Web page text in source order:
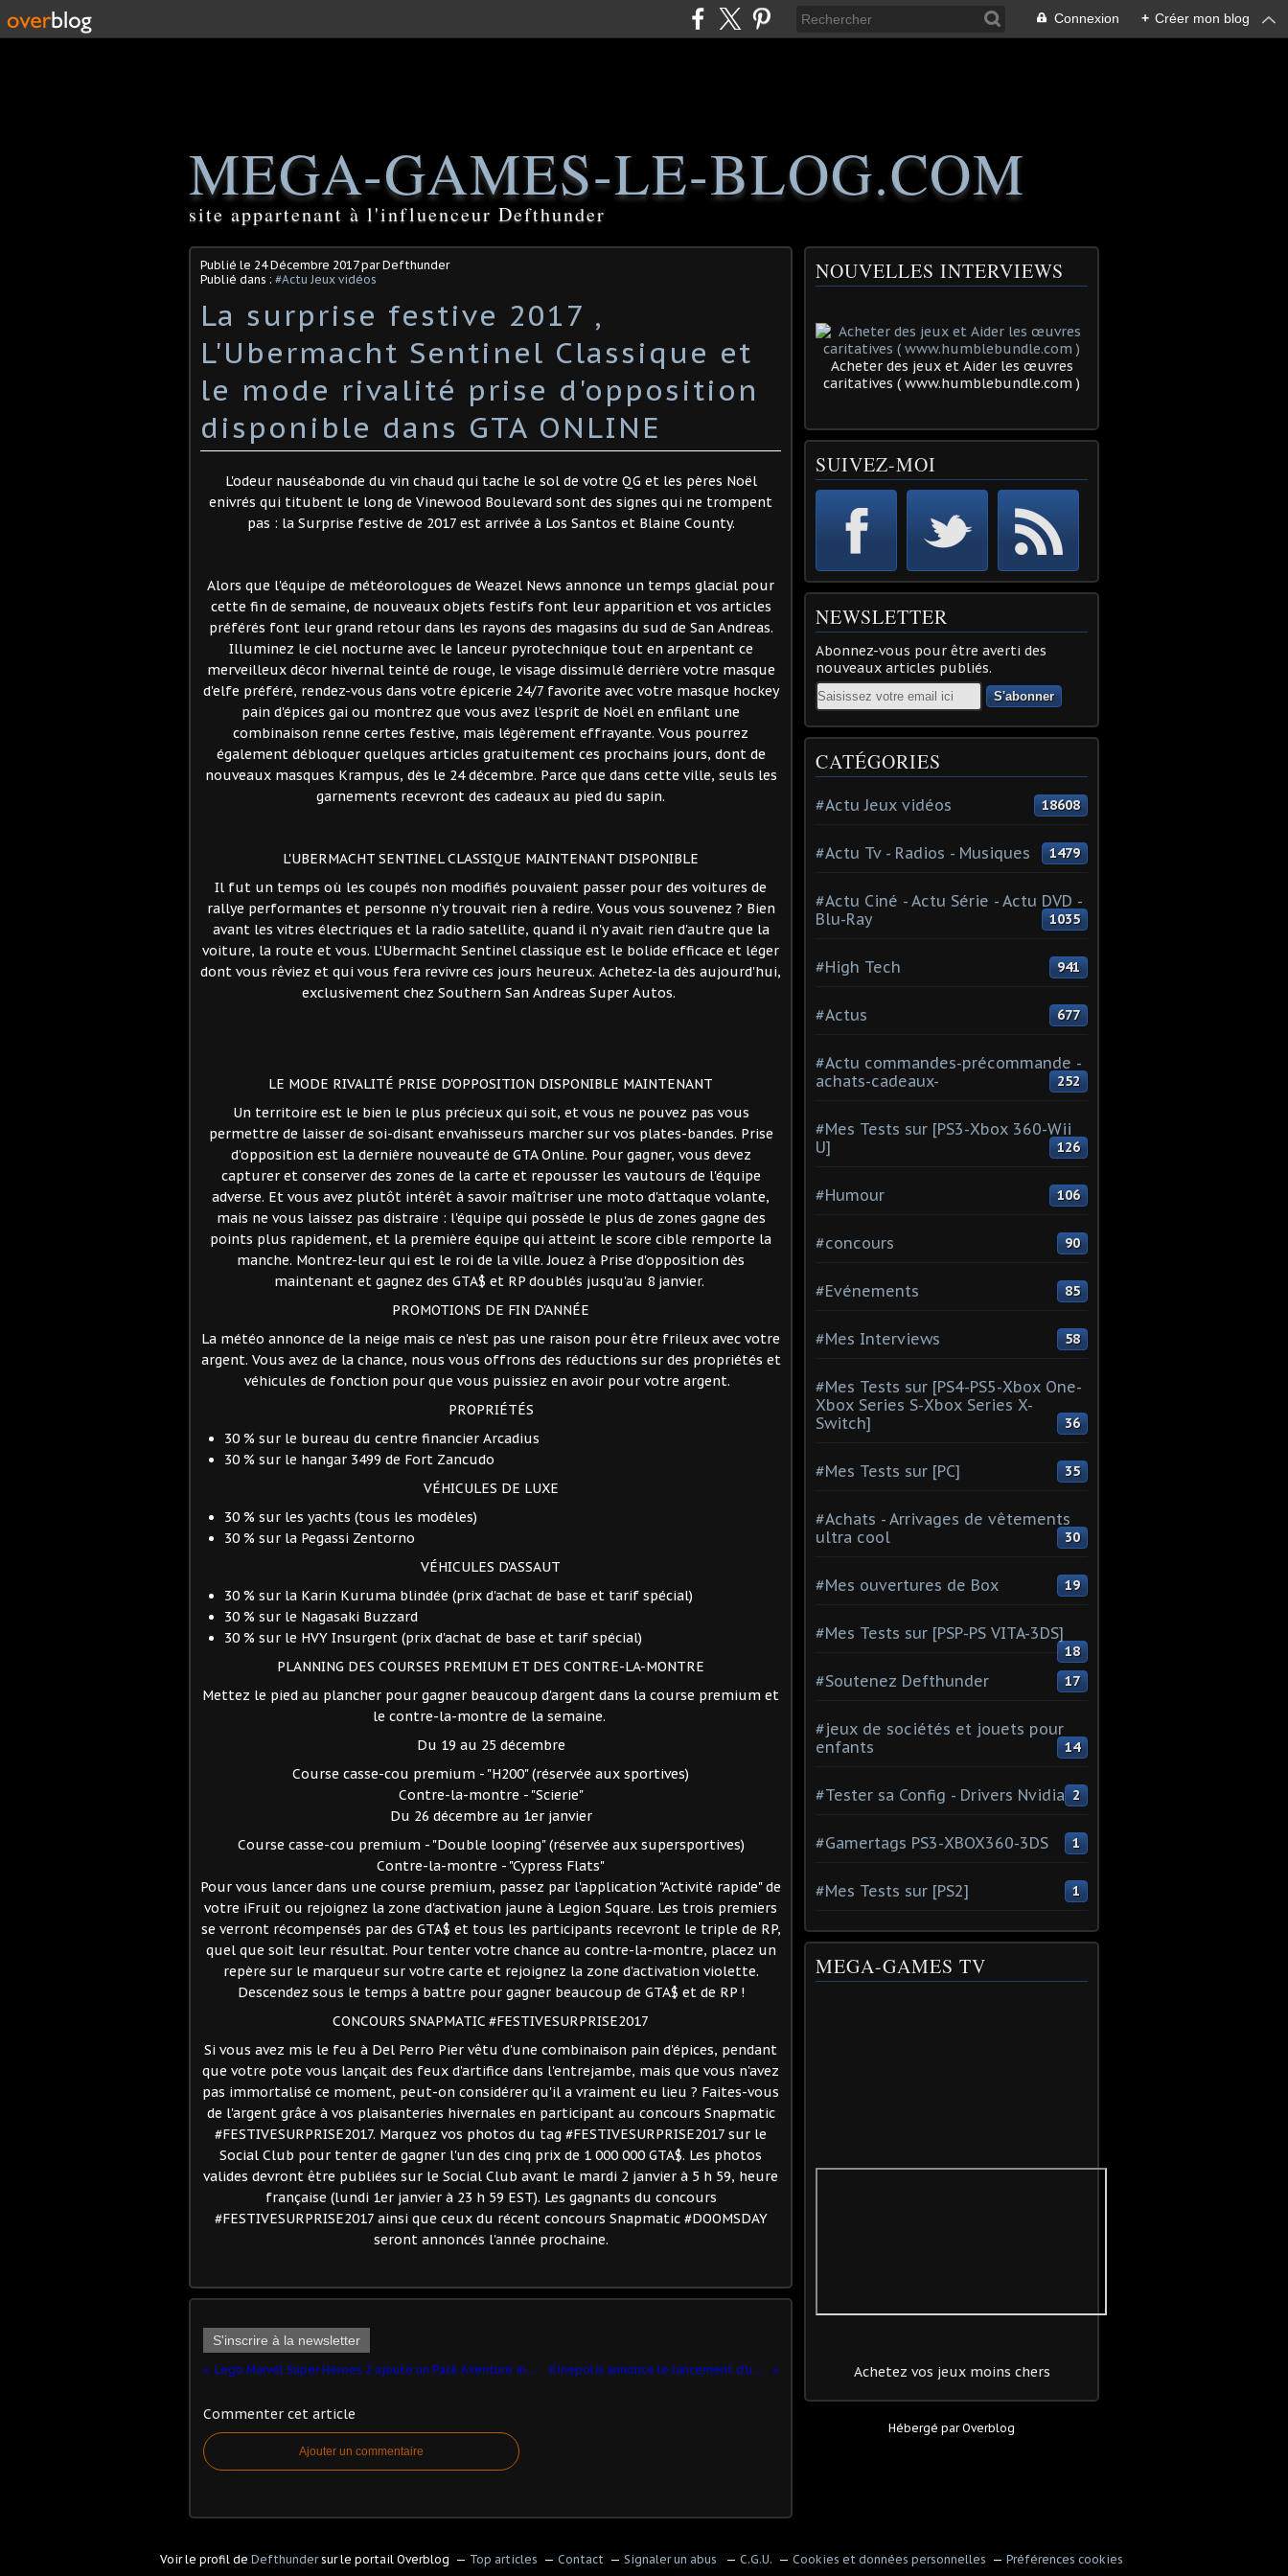
Connexion + Créer mon blog
MEGA-GAMES-LE-BLOG.COM
site appartenant à l'influenceur Defthunder
Publié le 24 Décembre 2017par Defthunder
Publié dans : #Actu Jeux vidéos
La surprise festive 2017 ,
L'Ubermacht Sentinel Classique et
le mode rivalité prise d'opposition
disponible dans GTA ONLINE
L'odeur nauséabonde du vin chaud qui tache le sol de votre QG et les pères Noël
enivrés qui titubent le long de Vinewood Boulevard sont des signes qui ne trompent
pas : la Surprise festive de 2017 est arrivée à Los Santos et Blaine County.
Alors que l'équipe de météorologues de Weazel News annonce un temps glacial pour
cette fin de semaine, de nouveaux objets festifs font leur apparition et vos articles
préférés font leur grand retour dans les rayons des magasins du sud de San Andreas.
Illuminez le ciel nocturne avec le lanceur pyrotechnique tout en arpentant ce
merveilleux décor hivernal teinté de rouge, le visage dissimulé derrière votre masque
d'elfe préféré, rendez-vous dans votre épicerie 24/7 favorite avec votre masque hockey
pain d'épices gai ou montrez que vous avez l'esprit de Noël en enfilant une
combinaison renne certes festive, mais légèrement effrayante. Vous pourrez
également débloquer quelques articles gratuitement ces prochains jours, dont de
nouveaux masques Krampus, dès le 24 décembre. Parce que dans cette ville, seuls les
garnements recevront des cadeaux au pied du sapin.
L'UBERMACHT SENTINEL CLASSIQUE MAINTENANT DISPONIBLE
Il fut un temps où les coupés non modifiés pouvaient passer pour des voitures de
rallye performantes et personne n'y trouvait rien à redire. Vous vous souvenez ? Bien
avant les vitres électriques et la radio satellite, quand il n'y avait rien d'autre que la
voiture, la route et vous. L'Ubermacht Sentinel classique est le bolide efficace et léger
dont vous rêviez et qui vous fera revivre ces jours heureux. Achetez-la dès aujourd'hui,
exclusivement chez Southern San Andreas Super Autos.
LE MODE RIVALITÉ PRISE D'OPPOSITION DISPONIBLE MAINTENANT
Un territoire est le bien le plus précieux qui soit, et vous ne pouvez pas vous
permettre de laisser de soi-disant envahisseurs marcher sur vos plates-bandes. Prise
d'opposition est la dernière nouveauté de GTA Online. Pour gagner, vous devez
capturer et conserver des zones de la carte et repousser les vautours de l'équipe
adverse. Et vous avez plutôt intérêt à savoir maîtriser une moto d'attaque volante,
mais ne vous laissez pas distraire : l'équipe qui possède le plus de zones gagne des
points plus rapidement, et la première équipe qui atteint le score cible remporte la
manche. Montrez-leur qui est le roi de la ville. Jouez à Prise d'opposition dès
maintenant et gagnez des GTA$ et RP doublés jusqu'au 8 janvier.
PROMOTIONS DE FIN D'ANNÉE
La météo annonce de la neige mais ce n'est pas une raison pour être frileux avec votre
argent. Vous avez de la chance, nous vous offrons des réductions sur des propriétés et
véhicules de fonction pour que vous puissiez en avoir pour votre argent.
PROPRIÉTÉS
30 % sur le bureau du centre financier Arcadius
30 % sur le hangar 3499 de Fort Zancudo
VÉHICULES DE LUXE
30 % sur les yachts (tous les modèles)
30 % sur la Pegassi Zentorno
VÉHICULES D'ASSAUT
30 % sur la Karin Kuruma blindée (prix d'achat de base et tarif spécial)
30 % sur le Nagasaki Buzzard
30 % sur le HVY Insurgent (prix d'achat de base et tarif spécial)
PLANNING DES COURSES PREMIUM ET DES CONTRE-LA-MONTRE
Mettez le pied au plancher pour gagner beaucoup d'argent dans la course premium et
le contre-la-montre de la semaine.
Du 19 au 25 décembre
Course casse-cou premium - "H200" (réservée aux sportives)
Contre-la-montre - "Scierie"
Du 26 décembre au 1er janvier
Course casse-cou premium - "Double looping" (réservée aux supersportives)
Contre-la-montre - "Cypress Flats"
Pour vous lancer dans une course premium, passez par l'application "Activité rapide" de
votre iFruit ou rejoignez la zone d'activation jaune à Legion Square. Les trois premiers
se verront récompensés par des GTA$ et tous les participants recevront le triple de RP,
quel que soit leur résultat. Pour tenter votre chance au contre-la-montre, placez un
repère sur le marqueur sur votre carte et rejoignez la zone d'activation violette.
Descendez sous le temps à battre pour gagner beaucoup de GTA$ et de RP !
CONCOURS SNAPMATIC #FESTIVESURPRISE2017
Si vous avez mis le feu à Del Perro Pier vêtu d'une combinaison pain d'épices, pendant
que votre pote vous lançait des feux d'artifice dans l'entrejambe, mais que vous n'avez
pas immortalisé ce moment, peut-on considérer qu'il a vraiment eu lieu ? Faites-vous
de l'argent grâce à vos plaisanteries hivernales en participant au concours Snapmatic
#FESTIVESURPRISE2017. Marquez vos photos du tag #FESTIVESURPRISE2017 sur le
Social Club pour tenter de gagner l'un des cinq prix de 1 000 000 GTA$. Les photos
valides devront être publiées sur le Social Club avant le mardi 2 janvier à 5 h 59, heure
française (lundi 1er janvier à 23 h 59 EST). Les gagnants du concours
#FESTIVESURPRISE2017 ainsi que ceux du récent concours Snapmatic #DOOMSDAY
seront annoncés l'année prochaine.
S'inscrire à la newsletter
Lego Marvel Super Heroes 2 ajoute un Pack Aventure inspiré des Gardiens de la Galaxie : Vol. 2 de Marvel Studios Kinepolis annonce le lancement d'un programme de rachat d'actions propres
Commenter cet article
Ajouter un commentaire
NOUVELLES INTERVIEWS
Acheter des jeux et Aider les œuvres
caritatives ( www.humblebundle.com )
SUIVEZ-MOI
NEWSLETTER
Abonnez-vous pour être averti des
nouveaux articles publiés.
Email
CATÉGORIES
#Actu Jeux vidéos 18608
#Actu Tv - Radios - Musiques 1479
#Actu Ciné - Actu Série - Actu DVD -
Blu-Ray
1035
#High Tech 941
#Actus 677
#Actu commandes-précommande -
achats-cadeaux-
252
#Mes Tests sur [PS3-Xbox 360-Wii
U]
126
#Humour 106
#concours 90
#Evénements 85
#Mes Interviews 58
#Mes Tests sur [PS4-PS5-Xbox One-
Xbox Series S-Xbox Series X-
Switch]
36
#Mes Tests sur [PC] 35
#Achats - Arrivages de vêtements
ultra cool
30
#Mes ouvertures de Box 19
#Mes Tests sur [PSP-PS VITA-3DS]
18
#Soutenez Defthunder 17
#jeux de sociétés et jouets pour
enfants
14
#Tester sa Config - Drivers Nvidia 2
#Gamertags PS3-XBOX360-3DS 1
#Mes Tests sur [PS2] 1
MEGA-GAMES TV
Achetez vos jeux moins chers
Hébergé parOverblog
Voir le profil de Defthundersur le portail Overblog Top articles Contact Signaler un abus C.G.U. Cookies et données personnelles Préférences cookies